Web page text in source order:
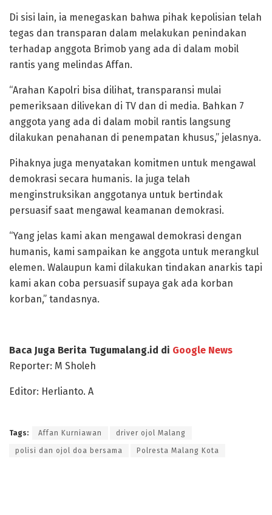
Di sisi lain, ia menegaskan bahwa pihak kepolisian telah
tegas dan transparan dalam melakukan penindakan
terhadap anggota Brimob yang ada di dalam mobil
rantis yang melindas Affan.
“Arahan Kapolri bisa dilihat, transparansi mulai
pemeriksaan dilivekan di TV dan di media. Bahkan 7
anggota yang ada di dalam mobil rantis langsung
dilakukan penahanan di penempatan khusus,” jelasnya.
Pihaknya juga menyatakan komitmen untuk mengawal
demokrasi secara humanis. Ia juga telah
menginstruksikan anggotanya untuk bertindak
persuasif saat mengawal keamanan demokrasi.
“Yang jelas kami akan mengawal demokrasi dengan
humanis, kami sampaikan ke anggota untuk merangkul
elemen. Walaupun kami dilakukan tindakan anarkis tapi
kami akan coba persuasif supaya gak ada korban
korban,” tandasnya.
Baca Juga Berita Tugumalang.id di Google News
Reporter: M Sholeh
Editor: Herlianto. A
Tags: Affan Kurniawan driver ojol Malang
polisi dan ojol doa bersama Polresta Malang Kota